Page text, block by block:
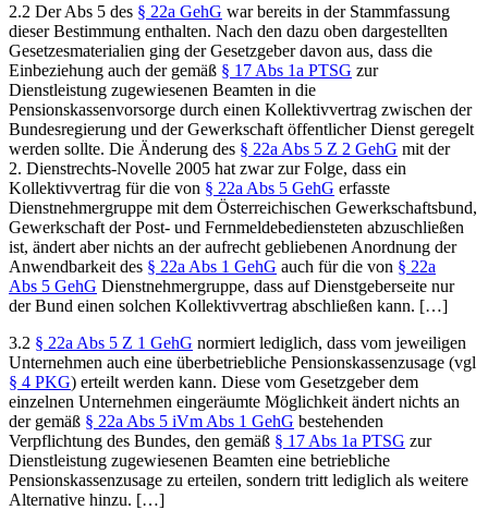
2.2 Der Abs 5 des § 22a GehG war bereits in der Stammfassung
dieser Bestimmung enthalten. Nach den dazu oben dargestellten
Gesetzesmaterialien ging der Gesetzgeber davon aus, dass die
Einbeziehung auch der gemäß § 17 Abs 1a PTSG zur
Dienstleistung zugewiesenen Beamten in die
Pensionskassenvorsorge durch einen Kollektivvertrag zwischen der
Bundesregierung und der Gewerkschaft öffentlicher Dienst geregelt
werden sollte. Die Änderung des § 22a Abs 5 Z 2 GehG mit der
2. Dienstrechts-Novelle 2005 hat zwar zur Folge, dass ein
Kollektivvertrag für die von § 22a Abs 5 GehG erfasste
Dienstnehmergruppe mit dem Österreichischen Gewerkschaftsbund,
Gewerkschaft der Post- und Fernmeldebediensteten abzuschließen
ist, ändert aber nichts an der aufrecht gebliebenen Anordnung der
Anwendbarkeit des § 22a Abs 1 GehG auch für die von § 22a
Abs 5 GehG Dienstnehmergruppe, dass auf Dienstgeberseite nur
der Bund einen solchen Kollektivvertrag abschließen kann. […]
3.2 § 22a Abs 5 Z 1 GehG normiert lediglich, dass vom jeweiligen
Unternehmen auch eine überbetriebliche Pensionskassenzusage (vgl
§ 4 PKG) erteilt werden kann. Diese vom Gesetzgeber dem
einzelnen Unternehmen eingeräumte Möglichkeit ändert nichts an
der gemäß § 22a Abs 5 iVm Abs 1 GehG bestehenden
Verpflichtung des Bundes, den gemäß § 17 Abs 1a PTSG zur
Dienstleistung zugewiesenen Beamten eine betriebliche
Pensionskassenzusage zu erteilen, sondern tritt lediglich als weitere
Alternative hinzu. […]